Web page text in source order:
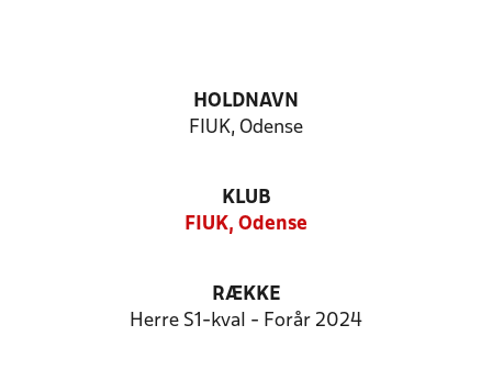
HOLDNAVN
FIUK, Odense
KLUB
FIUK, Odense
RÆKKE
Herre S1-kval - Forår 2024